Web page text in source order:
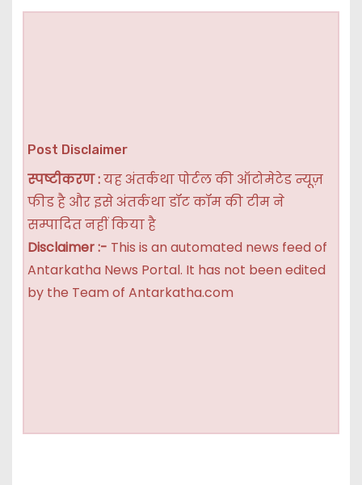
Post Disclaimer
स्पष्टीकरण :यह अंतर्कथा पोर्टल की ऑटोमेटेड न्यूज़
फीड है और इसे अंतर्कथा डॉट कॉम की टीम ने
सम्पादित नहीं किया है
Disclaimer :- This is an automated news feed of
Antarkatha News Portal. It has not been edited
by the Team of Antarkatha.com